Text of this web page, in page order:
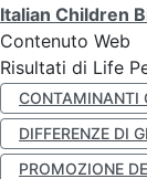
Italian Children
Contenuto Web
Risultati di Life
CONTAMINANTI
DIFFERENZE DI
PROMOZIONE